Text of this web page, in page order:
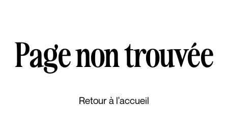
Page non trouvée
Retour à l'accueil